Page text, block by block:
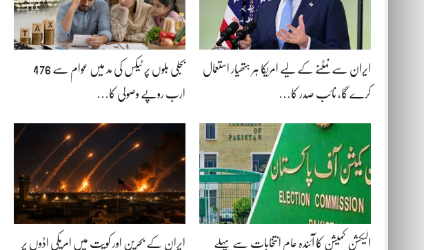
ایران سے نمٹنے کے لیے امریکا ہر ہتھیار استعمال
کرے گا، نائب صدر کا…
بجلی بلوں پر ٹیکس کی مد میں عوام سے 476
ارب روپے وصولی کا…
الیکشن کمیشن کا آئندہ عام انتخابات سے پہلے ایران کے بحرین اور کویت میں امریکی اڈوں پر